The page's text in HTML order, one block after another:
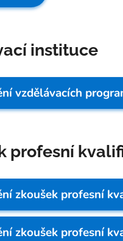
instituce
vzdělávacích
profesní
zkoušek profesní
zkoušek profesní